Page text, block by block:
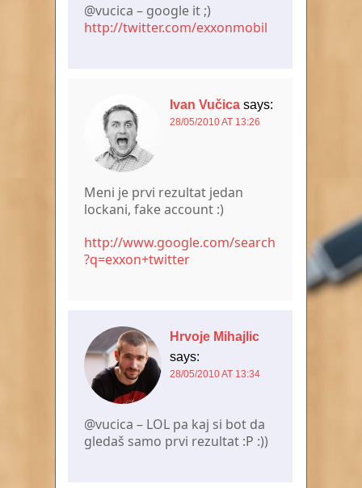
@vucica – google it ;)
http://twitter.com/exxonmobil
Ivan Vučica says:
28/05/2010 AT 13:26
Meni je prvi rezultat jedan
lockani, fake account :)
http://www.google.com/search
?q=exxon+twitter
Hrvoje Mihajlic
says:
28/05/2010 AT 13:34
@vucica – LOL pa kaj si bot da
gledaš samo prvi rezultat :P :))